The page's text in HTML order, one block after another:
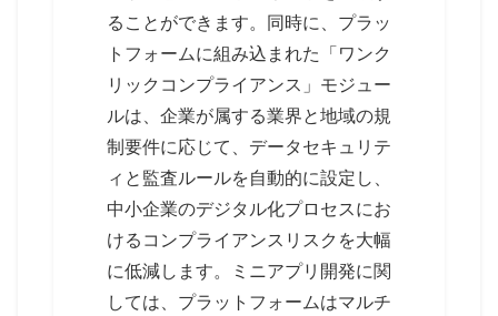
ることができます。同時に、プラッ
トフォームに組み込まれた「ワンク
リックコンプライアンス」モジュー
ルは、企業が属する業界と地域の規
制要件に応じて、データセキュリテ
ィと監査ルールを自動的に設定し、
中小企業のデジタル化プロセスにお
けるコンプライアンスリスクを大幅
に低減します。ミニアプリ開発に関
しては、プラットフォームはマルチ